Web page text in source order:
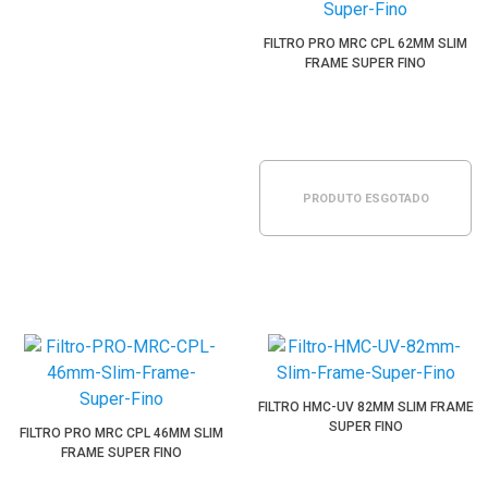
FILTRO PRO MRC CPL 62MM SLIM
FRAME SUPER FINO
PRODUTO ESGOTADO
FILTRO PRO MRC CPL 46MM SLIM
FRAME SUPER FINO
FILTRO HMC-UV 82MM SLIM FRAME
SUPER FINO